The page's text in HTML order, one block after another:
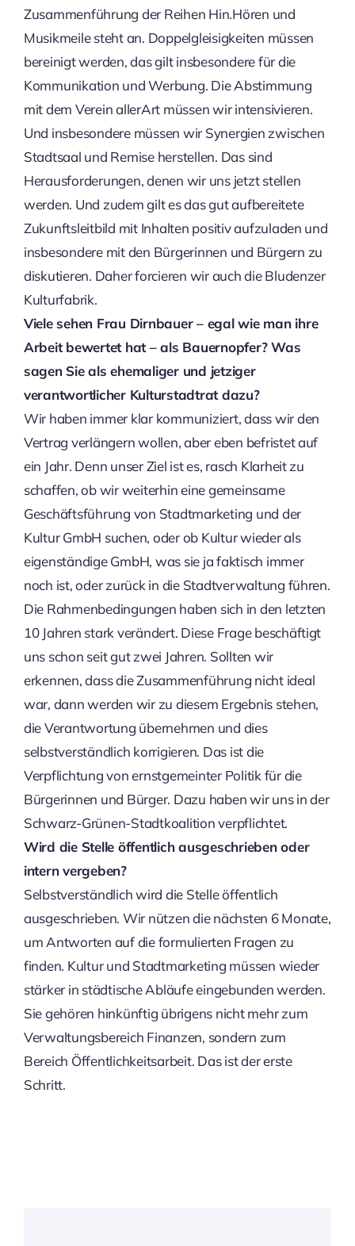
Zusammenführung der Reihen Hin.Hören und
Musikmeile steht an. Doppelgleisigkeiten müssen
bereinigt werden, das gilt insbesondere für die
Kommunikation und Werbung. Die Abstimmung
mit dem Verein allerArt müssen wir intensivieren.
Und insbesondere müssen wir Synergien zwischen
Stadtsaal und Remise herstellen. Das sind
Herausforderungen, denen wir uns jetzt stellen
werden. Und zudem gilt es das gut aufbereitete
Zukunftsleitbild mit Inhalten positiv aufzuladen und
insbesondere mit den Bürgerinnen und Bürgern zu
diskutieren. Daher forcieren wir auch die Bludenzer
Kulturfabrik.
Viele sehen Frau Dirnbauer – egal wie man ihre
Arbeit bewertet hat – als Bauernopfer? Was
sagen Sie als ehemaliger und jetziger
verantwortlicher Kulturstadtrat dazu?
Wir haben immer klar kommuniziert, dass wir den
Vertrag verlängern wollen, aber eben befristet auf
ein Jahr. Denn unser Ziel ist es, rasch Klarheit zu
schaffen, ob wir weiterhin eine gemeinsame
Geschäftsführung von Stadtmarketing und der
Kultur GmbH suchen, oder ob Kultur wieder als
eigenständige GmbH, was sie ja faktisch immer
noch ist, oder zurück in die Stadtverwaltung führen.
Die Rahmenbedingungen haben sich in den letzten
10 Jahren stark verändert. Diese Frage beschäftigt
uns schon seit gut zwei Jahren. Sollten wir
erkennen, dass die Zusammenführung nicht ideal
war, dann werden wir zu diesem Ergebnis stehen,
die Verantwortung übernehmen und dies
selbstverständlich korrigieren. Das ist die
Verpflichtung von ernstgemeinter Politik für die
Bürgerinnen und Bürger. Dazu haben wir uns in der
Schwarz-Grünen-Stadtkoalition verpflichtet.
Wird die Stelle öffentlich ausgeschrieben oder
intern vergeben?
Selbstverständlich wird die Stelle öffentlich
ausgeschrieben. Wir nützen die nächsten 6 Monate,
um Antworten auf die formulierten Fragen zu
finden. Kultur und Stadtmarketing müssen wieder
stärker in städtische Abläufe eingebunden werden.
Sie gehören hinkünftig übrigens nicht mehr zum
Verwaltungsbereich Finanzen, sondern zum
Bereich Öffentlichkeitsarbeit. Das ist der erste
Schritt.